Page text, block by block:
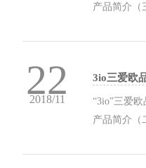
产品简介（
列、 二硫
高分子复合
22
2018/11
3io三爱欧
“3io”三爱
产品简介（
列、 二硫